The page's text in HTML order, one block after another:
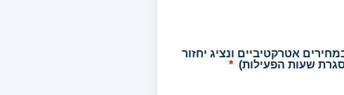
במחירים אטרקטיביים ונציג יחזור